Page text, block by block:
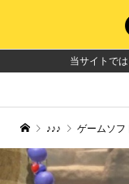
当サイトで
♪♪♪ ゲームソフ